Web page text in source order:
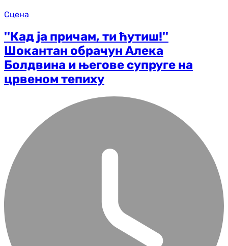
Сцена
''Кад ја причам, ти ћутиш!''
Шокантан обрачун Алека
Болдвина и његове супруге на
црвеном тепиху